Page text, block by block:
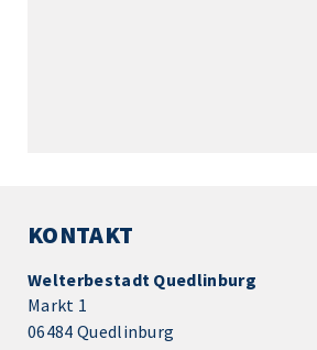
KONTAKT
Welterbestadt Quedlinburg
Markt 1
06484 Quedlinburg